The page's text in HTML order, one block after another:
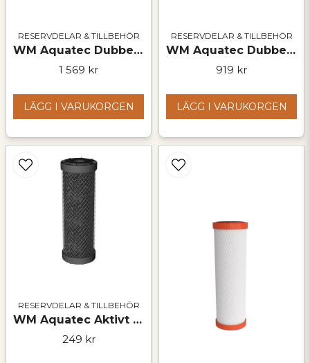
RESERVDELAR & TILLBEHÖR
WM Aquatec Dubbelt filterhus M – robust lösning för avancerad vattenfiltrering
1 569 kr
LÄGG I VARUKORGEN
RESERVDELAR & TILLBEHÖR
WM Aquatec Dubbelt filterhus S – för kombinerad vattenfiltrering
919 kr
LÄGG I VARUKORGEN
RESERVDELAR & TILLBEHÖR
WM Aquatec Aktivt kolfilterelement M – 10 µm för rent dricksvatten
249 kr